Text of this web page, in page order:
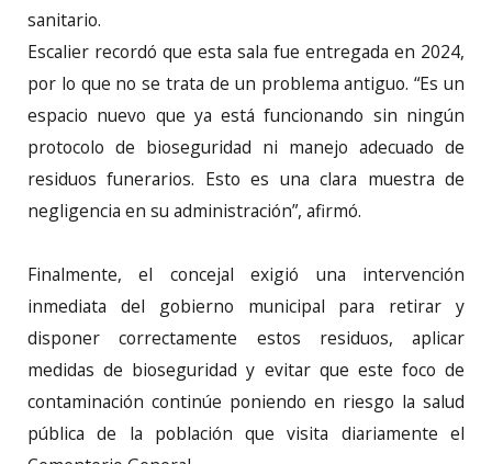
sanitario.
Escalier recordó que esta sala fue entregada en 2024,
por lo que no se trata de un problema antiguo. “Es un
espacio nuevo que ya está funcionando sin ningún
protocolo de bioseguridad ni manejo adecuado de
residuos funerarios. Esto es una clara muestra de
negligencia en su administración”, afirmó.
Finalmente, el concejal exigió una intervención
inmediata del gobierno municipal para retirar y
disponer correctamente estos residuos, aplicar
medidas de bioseguridad y evitar que este foco de
contaminación continúe poniendo en riesgo la salud
pública de la población que visita diariamente el